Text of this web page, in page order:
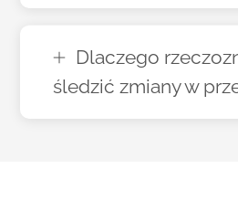
Dlaczego
śledzić zmiany w